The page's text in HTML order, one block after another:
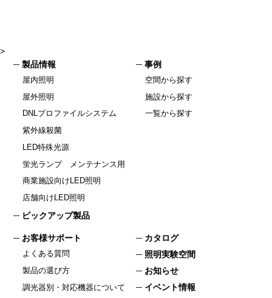
>
製品情報
屋内照明
屋外照明
DNLプロファイルシステム
紫外線殺菌
LED特殊光源
蛍光ランプ メンテナンス用
商業施設向けLED照明
店舗向けLED照明
ピックアップ製品
事例
空間から探す
施設から探す
一覧から探す
お客様サポート
よくある質問
製品の選び方
調光器別・対応機器について
カタログ
照明実験空間
お知らせ
イベント情報